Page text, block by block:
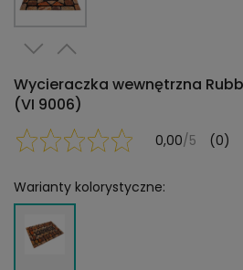
Wycieraczka wewnętrzna
(VI 9006)
0,00/5 (0)
Warianty kolorystyczne: